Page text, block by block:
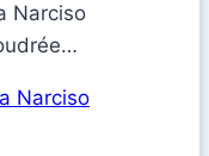
Narciso
Narciso